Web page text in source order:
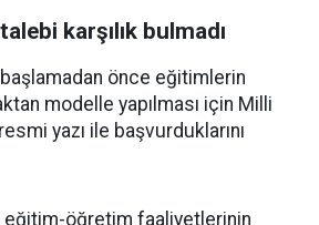
karşılık bulmadı
önce eğitimlerin
modelle yapılması için Milli
yazı ile başvurduklarını
eğitim-öğretim faaliyetlerinin